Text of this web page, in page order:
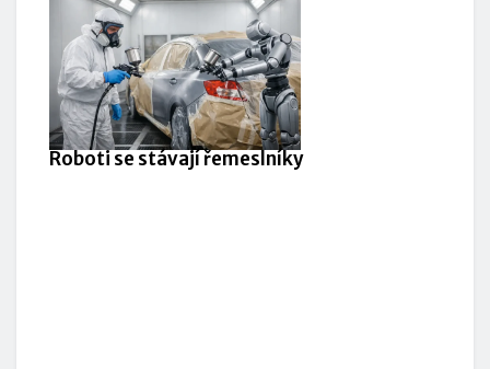
Roboti se stávají řemeslníky